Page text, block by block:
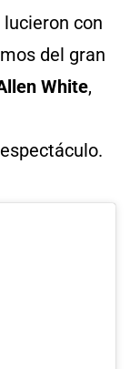
lucieron con
del gran
White,